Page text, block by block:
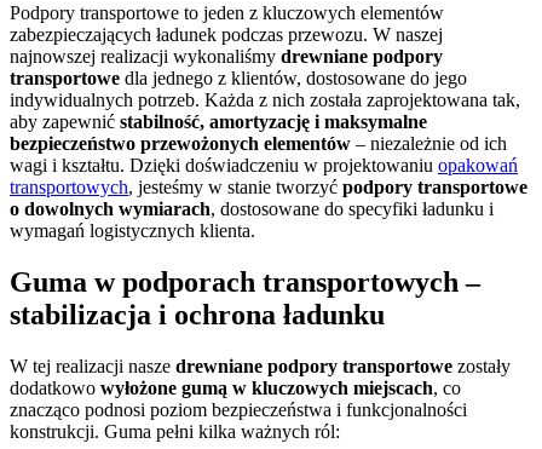
Podpory transportowe to jeden z kluczowych elementów
zabezpieczających ładunek podczas przewozu. W naszej
najnowszej realizacji wykonaliśmy drewniane podpory
transportowe dla jednego z klientów, dostosowane do jego
indywidualnych potrzeb. Każda z nich została zaprojektowana tak,
aby zapewnić stabilność, amortyzację i maksymalne
bezpieczeństwo przewożonych elementów – niezależnie od ich
wagi i kształtu. Dzięki doświadczeniu w projektowaniu opakowań
transportowych, jesteśmy w stanie tworzyć podpory transportowe
o dowolnych wymiarach, dostosowane do specyfiki ładunku i
wymagań logistycznych klienta.
Guma w podporach transportowych –
stabilizacja i ochrona ładunku
W tej realizacji nasze drewniane podpory transportowe zostały
dodatkowo wyłożone gumą w kluczowych miejscach, co
znacząco podnosi poziom bezpieczeństwa i funkcjonalności
konstrukcji. Guma pełni kilka ważnych ról: